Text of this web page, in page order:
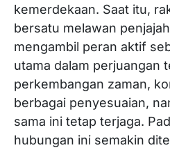
kemerdekaan. Saat itu,
bersatu melawan
mengambil peran aktif
utama dalam perjuangan
perkembangan zaman,
berbagai penyesuaian,
sama ini tetap terjaga.
hubungan ini semakin